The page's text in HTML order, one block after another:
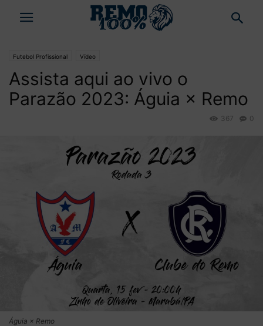
Futebol Profissional Vídeo
Assista aqui ao vivo o
Parazão 2023: Águia × Remo
0
367
Águia × Remo